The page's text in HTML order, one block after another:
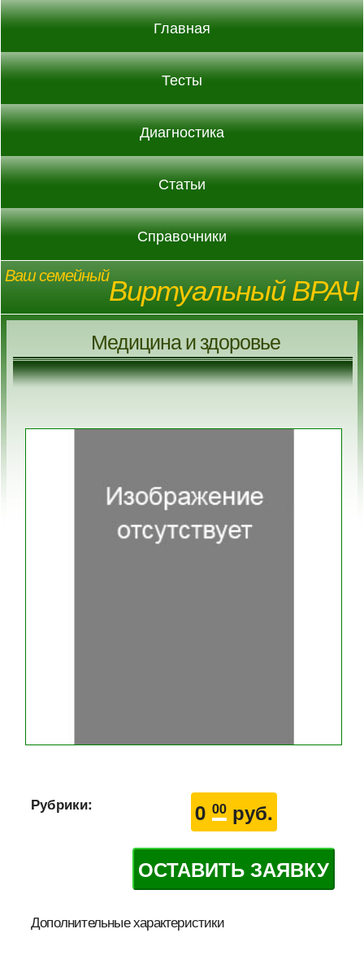
Главная
Тесты
Диагностика
Статьи
Справочники
Ваш семейныйВиртуальный ВРАЧ
Медицина и здоровье
0 00руб.
ОСТАВИТЬ ЗАЯВКУ
Рубрики:
Дополнительные характеристики